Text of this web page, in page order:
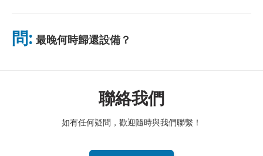
您可以在結帳時添加保險，以涵蓋遺失或損壞的情況。如果沒有保
我們將協助您保持連線。
問: 最晚何時歸還設備？
聯絡我們
如有任何疑問，歡迎隨時與我們聯繫！